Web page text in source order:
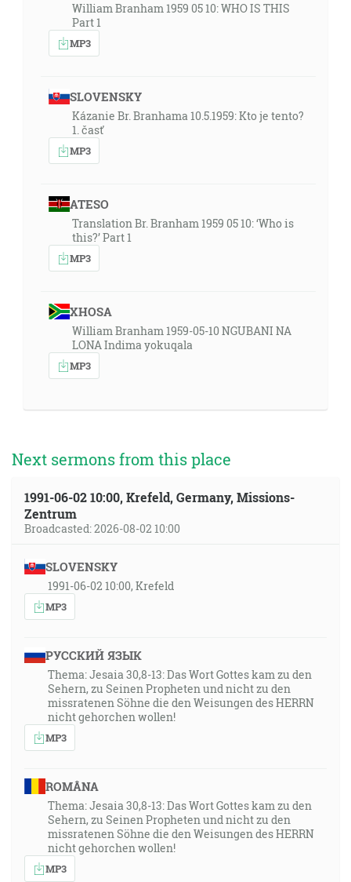
William Branham 1959 05 10: WHO IS THIS
Part 1
MP3
SLOVENSKY
Kázanie Br. Branhama 10.5.1959: Kto je tento?
1. časť
MP3
ATESO
Translation Br. Branham 1959 05 10: ‘Who is
this?’ Part 1
MP3
XHOSA
William Branham 1959-05-10 NGUBANI NA
LONA Indima yokuqala
MP3
Next sermons from this place
1991-06-02 10:00, Krefeld, Germany, Missions-
Zentrum
Broadcasted: 2026-08-02 10:00
SLOVENSKY
1991-06-02 10:00, Krefeld
MP3
РУССКИЙ ЯЗЫК
Thema: Jesaia 30,8-13: Das Wort Gottes kam zu den
Sehern, zu Seinen Propheten und nicht zu den
missratenen Söhne die den Weisungen des HERRN
nicht gehorchen wollen!
MP3
ROMÂNA
Thema: Jesaia 30,8-13: Das Wort Gottes kam zu den
Sehern, zu Seinen Propheten und nicht zu den
missratenen Söhne die den Weisungen des HERRN
nicht gehorchen wollen!
MP3